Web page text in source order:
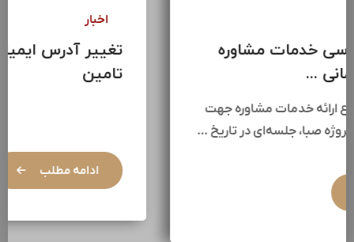
برگزاری جلسه بررسی خدمات مشاوره
اخذ پروانه ساختمانی ...
به منظور بررسی موضوع ارائه خدمات مشاوره جهت
اخذ پروانه ساختمانی پروژه صبا، جلسه‌ای در تاریخ …